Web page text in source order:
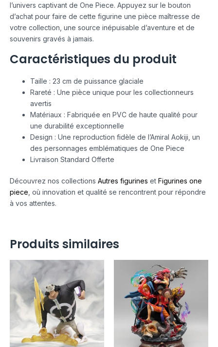
l’univers captivant de One Piece. Appuyez sur le bouton
d’achat pour faire de cette figurine une pièce maîtresse de
votre collection, une source inépuisable d’aventure et de
souvenirs gravés à jamais.
Caractéristiques du produit
Taille : 23 cm de puissance glaciale
Rareté : Une pièce unique pour les collectionneurs
avertis
Matériaux : Fabriquée en PVC de haute qualité pour
une durabilité exceptionnelle
Design : Une reproduction fidèle de l’Amiral Aokiji, un
des personnages emblématiques de One Piece
Livraison Standard Offerte
Découvrez nos collections Autres figurines et Figurines one
piece , où innovation et qualité se rencontrent pour répondre
à vos attentes.
Produits similaires